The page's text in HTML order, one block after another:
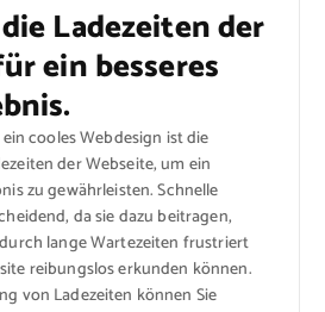
Ladezeiten der
ein besseres
cooles Webdesign ist die
der Webseite, um ein
zu gewährleisten. Schnelle
da sie dazu beitragen,
lange Wartezeiten frustriert
reibungslos erkunden können.
von Ladezeiten können Sie